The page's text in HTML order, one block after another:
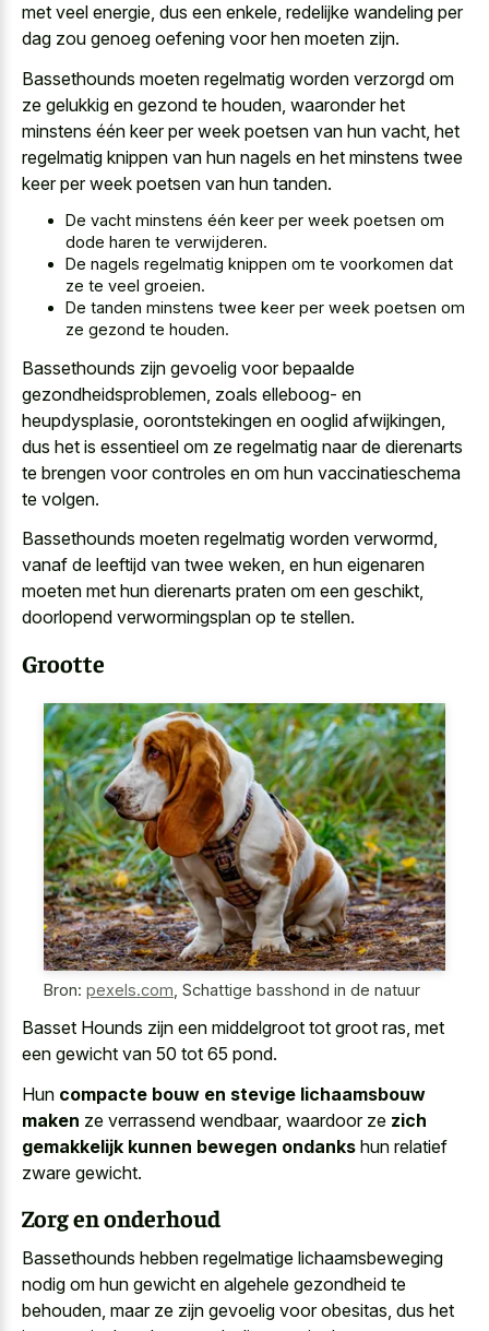
met veel energie, dus een enkele, redelijke wandeling per
dag zou genoeg oefening voor hen moeten zijn.
Bassethounds moeten regelmatig worden verzorgd om
ze gelukkig en gezond te houden, waaronder het
minstens één keer per week poetsen van hun vacht, het
regelmatig knippen van hun nagels en het minstens twee
keer per week poetsen van hun tanden.
De vacht minstens één keer per week poetsen om
dode haren te verwijderen.
De nagels regelmatig knippen om te voorkomen dat
ze te veel groeien.
De tanden minstens twee keer per week poetsen om
ze gezond te houden.
Bassethounds zijn gevoelig voor bepaalde
gezondheidsproblemen, zoals elleboog- en
heupdysplasie, oorontstekingen en ooglid afwijkingen,
dus het is essentieel om ze regelmatig naar de dierenarts
te brengen voor controles en om hun vaccinatieschema
te volgen.
Bassethounds moeten regelmatig worden verwormd,
vanaf de leeftijd van twee weken, en hun eigenaren
moeten met hun dierenarts praten om een geschikt,
doorlopend verwormingsplan op te stellen.
Grootte
Bron: pexels.com Schattige basshond in de natuur
Basset Hounds zijn een middelgroot tot groot ras, met
een gewicht van 50 tot 65 pond.
Hun compacte bouw en stevige lichaamsbouw
maken ze verrassend wendbaar, waardoor ze zich
gemakkelijk kunnen bewegen ondanks hun relatief
zware gewicht.
Zorg en onderhoud
Bassethounds hebben regelmatige lichaamsbeweging
nodig om hun gewicht en algehele gezondheid te
behouden, maar ze zijn gevoelig voor obesitas, dus het